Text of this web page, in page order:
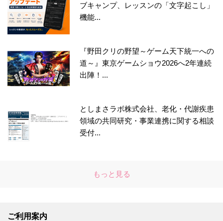
ブキャンプ、レッスンの「文字起こし」
機能...
『野田クリの野望～ゲーム天下統一への
道～』東京ゲームショウ2026へ2年連続
出陣！...
としまさラボ株式会社、老化・代謝疾患
領域の共同研究・事業連携に関する相談
受付...
もっと見る
ご利用案内